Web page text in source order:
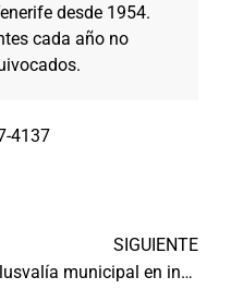
desde 1954.
cada año no
4137
SIGUIENTE
Plusvalía municipal en incremento valor del terreno